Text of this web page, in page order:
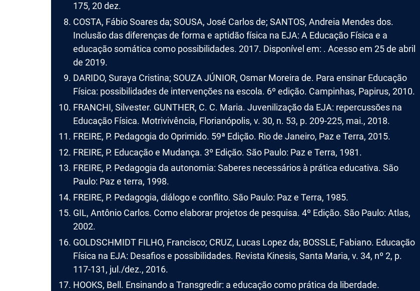
175, 20 dez.
COSTA, Fábio Soares da; SOUSA, José Carlos de; SANTOS, Andreia Mendes dos.
Inclusão das diferenças de forma e aptidão física na EJA: A Educação Física e a
educação somática como possibilidades. 2017. Disponível em: . Acesso em 25 de abril
de 2019.
DARIDO, Suraya Cristina; SOUZA JÚNIOR, Osmar Moreira de. Para ensinar Educação
Física: possibilidades de intervenções na escola. 6º edição. Campinhas, Papirus, 2010.
FRANCHI, Silvester. GUNTHER, C. C. Maria. Juvenilização da EJA: repercussões na
Educação Física. Motrivivência, Florianópolis, v. 30, n. 53, p. 209-225, mai., 2018.
FREIRE, P. Pedagogia do Oprimido. 59ª Edição. Rio de Janeiro, Paz e Terra, 2015.
FREIRE, P. Educação e Mudança. 3º Edição. São Paulo: Paz e Terra, 1981.
FREIRE, P. Pedagogia da autonomia: Saberes necessários à prática educativa. São
Paulo: Paz e terra, 1998.
FREIRE, P. Pedagogia, diálogo e conflito. São Paulo: Paz e Terra, 1985.
GIL, Antônio Carlos. Como elaborar projetos de pesquisa. 4º Edição. São Paulo: Atlas,
2002.
GOLDSCHMIDT FILHO, Francisco; CRUZ, Lucas Lopez da; BOSSLE, Fabiano. Educação
Física na EJA: Desafios e possibilidades. Revista Kinesis, Santa Maria, v. 34, nº 2, p.
117-131, jul./dez., 2016.
HOOKS, Bell. Ensinando a Transgredir: a educação como prática da liberdade.